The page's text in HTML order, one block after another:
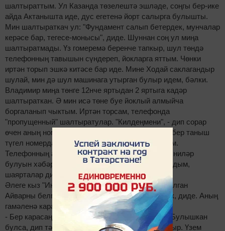
шалтыраттым. Ул Казанда төзелештә эшләде, соңгы бер-ике
айда Актанышта иде, дус егетенә йорт салырга булышты.
Мин шалтыраткач ул: "Фундамент салып бетердек, мунчалар
керәсе бар, тегесе-монысы", диде. Шуннан соң ул миңа
шалтыратмады. Үз гомеремә беренче тапкыр, шул төндә
телефонның тавышын сүндереп, йокларга яттым. Чөнки
иртән торып эшкә китәсе бар иде. Мине Ходай саклагандыр
шулай, мин дә шул машинага утырган булыр идем, бәлки.
Владимир миңа төнге 12нче яртыдан 2 яртыга кадәр
шалтыраткан. Ә мин исә төне буе йоклый алмыйча
боргаланып чыктым. Иртән торсам, телефонда
"пропущенный" шалтыратулар. "Килдеңмени", - дип сорар
өчен аның номерын җыям. "Недоступен". Тагын бер таныш
түгел номердан шалтыратканнар. Шуны җыйдым.
Телефонның аргы башыннан исә миңа бу төндә ниләр
булуын хәбәр иттеләр. Башта бу хәлгә ышанмадым,
шаярталар дип уйладым.
Әлеге кыз "Интертат.ру" хәбәрчесенә рульдә булган
Айварны белмим, ишеткәнем дә, күргәнем дә юк, диде. Аның
гамәленә карата да ике төрле фикердә ул.
- Бер карасаң, Ходай шулай язган булган инде. Булышкан
булса, дип тә уйлыйм. Ул шок хәлендә булгандыр. Үзем